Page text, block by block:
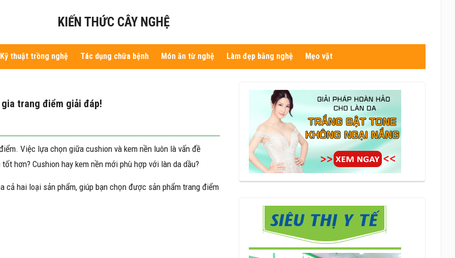
KIẾN THỨC CÂY NGHỆ
Kỹ thuật trồng nghệ Tác dụng chữa bệnh Món ăn từ nghệ Làm đẹp bằng nghệ Mẹo vặt
gia trang điểm giải đáp!
Việc lựa chọn giữa cushion và kem nền luôn là vấn đề
hơn? Cushion hay kem nền mới phù hợp với làn da dầu?
cả hai loại sản phẩm, giúp bạn chọn được sản phẩm trang điểm